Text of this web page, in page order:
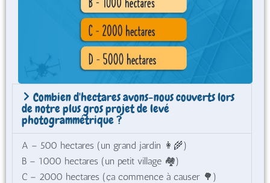
Combien d'hectares avons-nous couverts lors
de notre plus gros projet de levé
photogrammétrique ?
A – 500 hectares (un grand jardin 👩‍🌾)
B – 1000 hectares (un petit village 🏘️)
C – 2000 hectares (ça commence à causer 🌳)